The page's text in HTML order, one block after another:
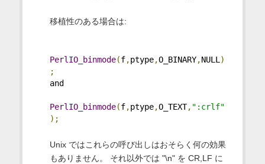
移植性のある場合は:
PerlIO_binmode(f,ptype,O_BINARY,NULL)
;
and
PerlIO_binmode(f,ptype,O_TEXT, ":crlf"
);
Unix ではこれらの呼び出しはおそらく何の効果
もありません。 それ以外では "\n" を CR,LF に